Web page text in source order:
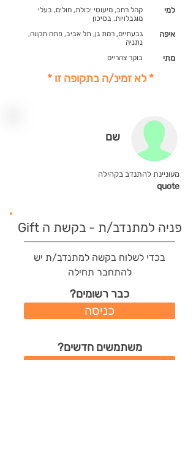
קהל רחב, מיעוטי יכולת, חולים, בעלי
מוגבלויות, בסיכון
למי
גבעתיים, רמת גן, תל אביב, פתח תקווה,
נתניה
איפה
בוקר צהריים מתי
* לא זמינ/ה בתקופה זו *
שם
מעוניינת להתנדב בקהילה
quote
פניה למתנדב/ת - בקשת ה Gift
בכדי לשלוח בקשה למתנדב/ת יש
להתחבר תחילה
כבר רשומים?
כניסה
משתמשים חדשים?
רישום מהיר